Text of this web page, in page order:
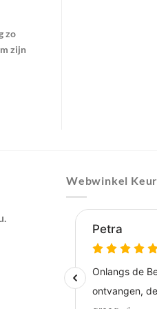
zo
zijn
Webwinkel Keur